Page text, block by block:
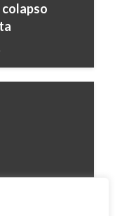
colapso